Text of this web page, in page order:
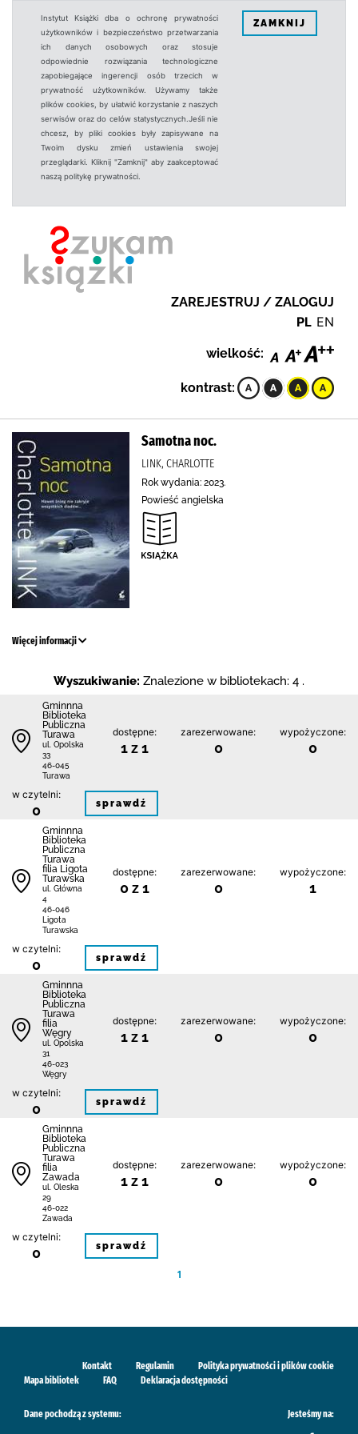
Instytut Książki dba o ochronę prywatności
użytkowników i bezpieczeństwo przetwarzania
ich danych osobowych oraz stosuje
odpowiednie rozwiązania technologiczne
zapobiegające ingerencji osób trzecich w
prywatność użytkowników. Używamy także
plików cookies, by ułatwić korzystanie z naszych
serwisów oraz do celów statystycznych.Jeśli nie
chcesz, by pliki cookies były zapisywane na
Twoim dysku zmień ustawienia swojej
przeglądarki. Kliknij "Zamknij" aby zaakceptować
naszą politykę prywatności.
ZAMKNIJ
ZAREJESTRUJ / ZALOGUJ
PL EN
wielkość:
kontrast:
Samotna noc.
LINK, CHARLOTTE
Rok wydania: 2023.
Powieść angielska
Więcej informacji
Wyszukiwanie: Znalezione w bibliotekach: 4 .
Gminnna
Biblioteka
Publiczna
Turawa
ul. Opolska
33
46-045
Turawa
dostępne:
1 z 1
zarezerwowane:
0
wypożyczone:
0
w czytelni:
0 sprawdź
Gminnna
Biblioteka
Publiczna
Turawa
filia Ligota
Turawska
ul. Główna
4
46-046
Ligota
Turawska
dostępne:
0 z 1
zarezerwowane:
0
wypożyczone:
1
w czytelni:
0 sprawdź
Gminnna
Biblioteka
Publiczna
Turawa
filia
Węgry
ul. Opolska
31
46-023
Węgry
dostępne:
1 z 1
zarezerwowane:
0
wypożyczone:
0
w czytelni:
0 sprawdź
Gminnna
Biblioteka
Publiczna
Turawa
filia
Zawada
ul. Oleska
29
46-022
Zawada
dostępne:
1 z 1
zarezerwowane:
0
wypożyczone:
0
w czytelni:
0 sprawdź
1
Kontakt Regulamin
Polityka prywatności i plików cookie
Mapa bibliotek
FAQ Deklaracja dostępności
Dane pochodzą z systemu: Jesteśmy na: